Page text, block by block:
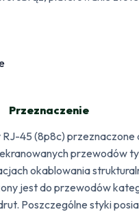
Przeznaczenie
45 (8p8c) przeznaczone
przewodów
okablowania
jest do przewodów
Poszczególne styki